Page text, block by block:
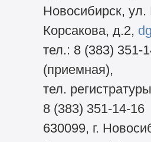
Новосибирск, ул.
Корсакова, д.2,
тел.: 8 (383) 351-
(приемная),
тел.
8 (383) 351-14-16
630099, г.